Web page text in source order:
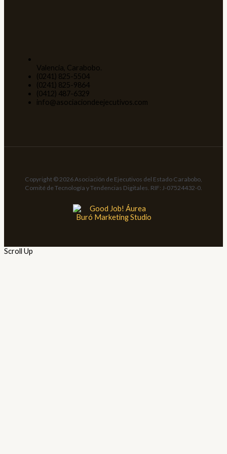
Valencia, Carabobo.
(0241) 825-5504
(0241) 825-9864
(0412) 487-6329
info@asociaciondeejecutivos.com
Copyright © 2026 Asociación de Ejecutivos del Estado Carabobo,
Comité de Tecnología y Tendencias Digitales. RIF: J-07524432-0.
Scroll Up